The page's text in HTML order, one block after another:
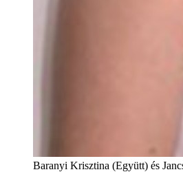
Baranyi Krisztina (Együtt) és